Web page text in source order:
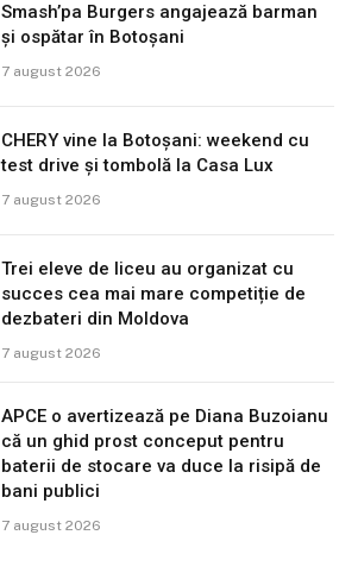
Smash’pa Burgers angajează barman
și ospătar în Botoșani
7 august 2026
CHERY vine la Botoșani: weekend cu
test drive și tombolă la Casa Lux
7 august 2026
Trei eleve de liceu au organizat cu
succes cea mai mare competiție de
dezbateri din Moldova
7 august 2026
APCE o avertizează pe Diana Buzoianu
că un ghid prost conceput pentru
baterii de stocare va duce la risipă de
bani publici
7 august 2026